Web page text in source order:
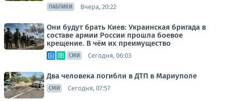
ПАБЛИКИ Вчера, 20:22
Они будут брать Киев: Украинская бригада в
составе армии России прошла боевое
крещение. В чём их преимущество
СМИ Сегодня, 06:03
Два человека погибли в ДТП в Мариуполе
СМИ Сегодня, 07:57